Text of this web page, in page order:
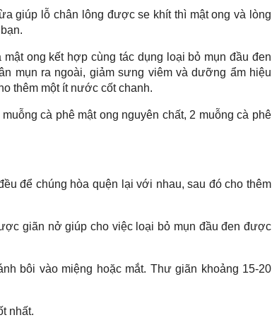
giúp lỗ chân lông được se khít thì mật ong và lòng
ong kết hợp cùng tác dụng loại bỏ mụn đầu đen
mụn ra ngoài, giảm sưng viêm và dưỡng ẩm hiệu
thêm một ít nước cốt chanh.
cà phê mật ong nguyên chất, 2 muỗng cà phê
để chúng hòa quện lại với nhau, sau đó cho thêm
giãn nở giúp cho việc loại bỏ mụn đầu đen được
bôi vào miệng hoặc mắt. Thư giãn khoảng 15-20
nhất.